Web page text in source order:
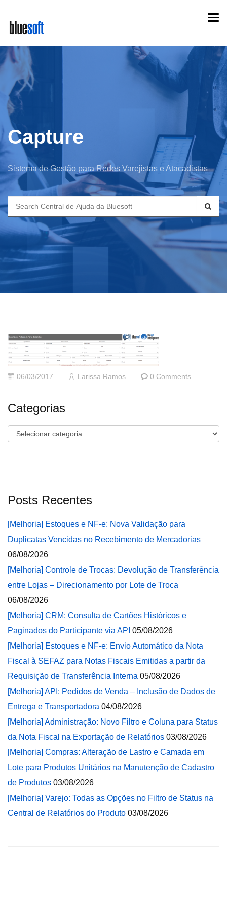
main
content
Capture
Sistema de Gestão para Redes Varejistas e Atacadistas
Search
for:
06/03/2017 Larissa Ramos 0 Comments
Categorias
Categorias
Posts Recentes
[Melhoria] Estoques e NF-e: Nova Validação para
Duplicatas Vencidas no Recebimento de Mercadorias
06/08/2026
[Melhoria] Controle de Trocas: Devolução de Transferência
entre Lojas – Direcionamento por Lote de Troca
06/08/2026
[Melhoria] CRM: Consulta de Cartões Históricos e
Paginados do Participante via API 05/08/2026
[Melhoria] Estoques e NF-e: Envio Automático da Nota
Fiscal à SEFAZ para Notas Fiscais Emitidas a partir da
Requisição de Transferência Interna 05/08/2026
[Melhoria] API: Pedidos de Venda – Inclusão de Dados de
Entrega e Transportadora 04/08/2026
[Melhoria] Administração: Novo Filtro e Coluna para Status
da Nota Fiscal na Exportação de Relatórios 03/08/2026
[Melhoria] Compras: Alteração de Lastro e Camada em
Lote para Produtos Unitários na Manutenção de Cadastro
de Produtos 03/08/2026
[Melhoria] Varejo: Todas as Opções no Filtro de Status na
Central de Relatórios do Produto 03/08/2026